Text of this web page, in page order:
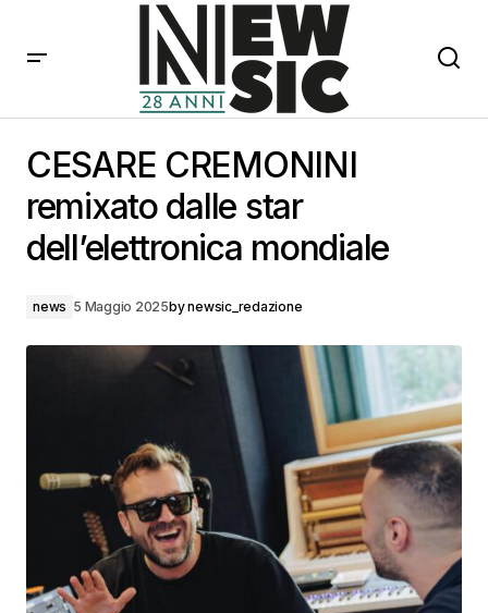
mondiale
CESARE CREMONINI
remixato dalle star
dell’elettronica mondiale
news 5 Maggio 2025bynewsic_redazione